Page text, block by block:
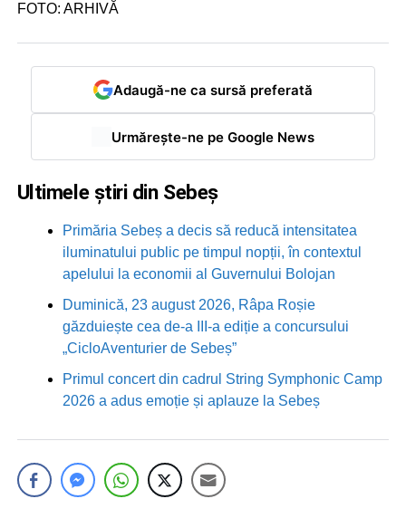
FOTO: ARHIVĂ
Adaugă-ne ca sursă preferată
Urmărește-ne pe Google News
Ultimele știri din Sebeș
Primăria Sebeș a decis să reducă intensitatea
iluminatului public pe timpul nopții, în contextul
apelului la economii al Guvernului Bolojan
Duminică, 23 august 2026, Râpa Roșie
găzduiește cea de-a III-a ediție a concursului
„CicloAventurier de Sebeș”
Primul concert din cadrul String Symphonic Camp
2026 a adus emoție și aplauze la Sebeș